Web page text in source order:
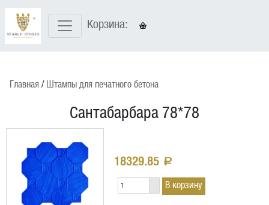
Корзина:
Главная Штампы для печатного бетона
Сантабарбара 78*78
18329.85 a